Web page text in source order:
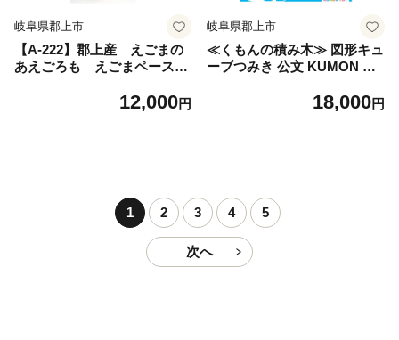
岐阜県郡上市
【A-222】郡上産 えごまの
あえごろも えごまペースト
12,000円
岐阜県郡上市
≪くもんの積み木≫ 図形キュ
ーブつみき 公文 KUMON つ
プレゼント 日本製 国産 図形
18,000円
1 2 3 4 5
次へ